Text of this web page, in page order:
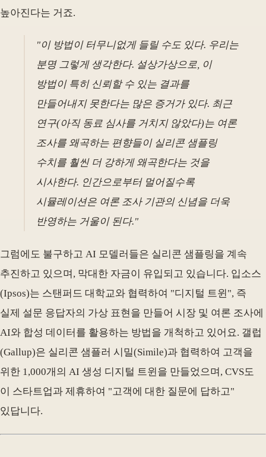
높아진다는 거죠.
"이 방법이 터무니없게 들릴 수도 있다. 우리는
분명 그렇게 생각한다. 설상가상으로, 이
방법이 특히 신뢰할 수 있는 결과를
만들어내지 못한다는 많은 증거가 있다. 최근
연구(아직 동료 심사를 거치지 않았다)는 여론
조사를 왜곡하는 편향들이 실리콘 샘플링
수치를 훨씬 더 강하게 왜곡한다는 것을
시사한다. 인간으로부터 멀어질수록
시뮬레이션은 여론 조사 기관의 신념을 더욱
반영하는 거울이 된다."
그럼에도 불구하고 AI 모델러들은 실리콘 샘플링을 계속
추진하고 있으며, 막대한 자금이 유입되고 있습니다. 입소스
(Ipsos)는 스탠퍼드 대학교와 협력하여 "디지털 트윈", 즉
실제 설문 응답자의 가상 표현을 만들어 시장 및 여론 조사에
AI와 합성 데이터를 활용하는 방법을 개척하고 있어요. 갤럽
(Gallup)은 실리콘 샘플러 시밀(Simile)과 협력하여 고객을
위한 1,000개의 AI 생성 디지털 트윈을 만들었으며, CVS도
이 스타트업과 제휴하여 "고객에 대한 질문에 답하고"
있답니다.